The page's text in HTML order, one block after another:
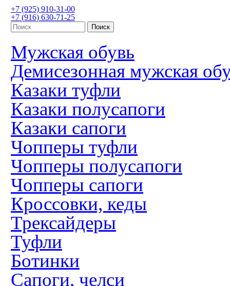
+7 (925) 910-31-00
+7 (916) 630-71-25
Мужская обувь
Демисезонная мужская
Казаки туфли
Казаки полусапоги
Казаки сапоги
Чопперы туфли
Чопперы полусапоги
Чопперы сапоги
Кроссовки, кеды
Трексайдеры
Туфли
Ботинки
Сапоги, челси